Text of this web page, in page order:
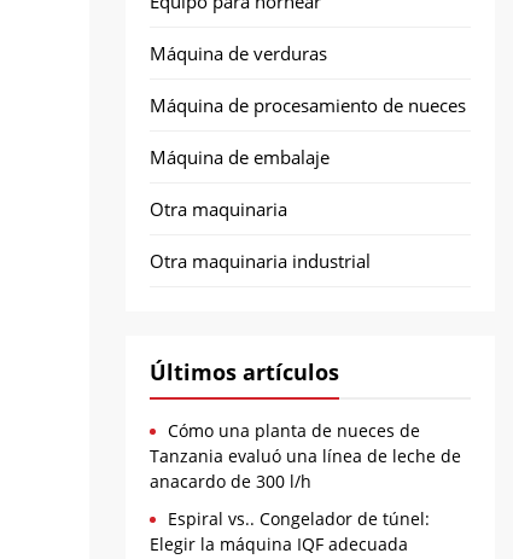
Máquina de verduras
Máquina de procesamiento de nueces
Máquina de embalaje
Otra maquinaria
Otra maquinaria industrial
Últimos artículos
Cómo una planta de nueces de
Tanzania evaluó una línea de leche de
anacardo de 300 l/h
Espiral vs.. Congelador de túnel:
Elegir la máquina IQF adecuada